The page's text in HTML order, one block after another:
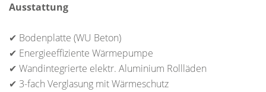
Ausstattung
✔ Bodenplatte (WU Beton)
✔ Energieeffiziente Wärmepumpe
✔ Wandintegrierte elektr. Aluminium Rollläden
✔ 3-fach Verglasung mit Wärmeschutz